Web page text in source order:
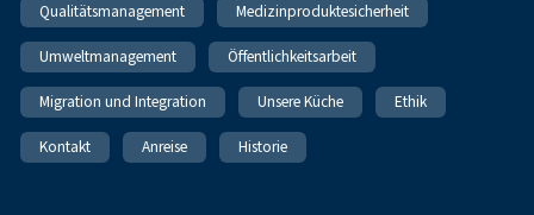
Qualitätsmanagement Medizinproduktesicherheit
Umweltmanagement Öffentlichkeitsarbeit
Migration und Integration Unsere Küche Ethik
Kontakt Anreise Historie